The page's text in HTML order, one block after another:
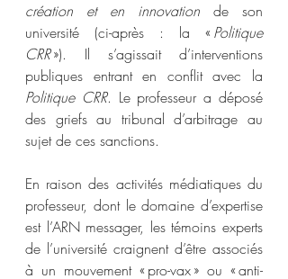
création et en innovation de son
université (ci-après : la « Politique
CRR »). Il s’agissait d’interventions
Politique CRR. Le professeur a déposé
des griefs au tribunal d’arbitrage au
sujet de ces sanctions.
En raison des activités médiatiques du
professeur, dont le domaine d’expertise
est l’ARN messager, les témoins experts
de l’université craignent d’être associés
à un mouvement « pro-vax » ou « anti-